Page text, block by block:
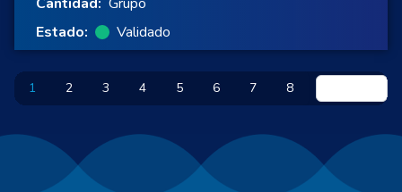
Estado:
Validado
1 2 3 4 5 6 7 8